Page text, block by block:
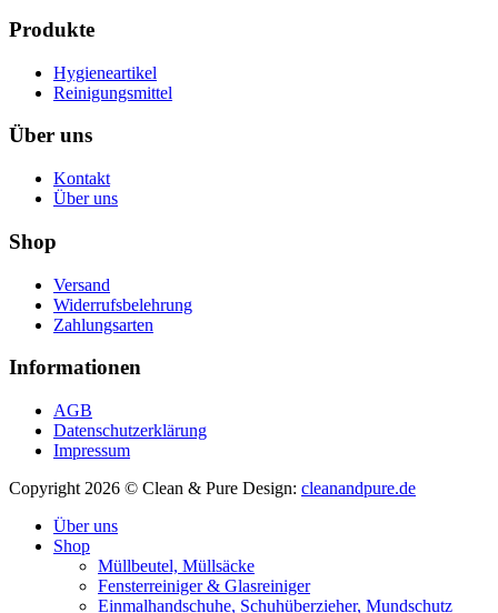
Produkte
Hygieneartikel
Reinigungsmittel
Über uns
Kontakt
Über uns
Shop
Versand
Widerrufsbelehrung
Zahlungsarten
Informationen
AGB
Datenschutzerklärung
Impressum
Copyright 2026 © Clean & Pure Design: cleanandpure.de
Über uns
Shop
Müllbeutel, Müllsäcke
Fensterreiniger & Glasreiniger
Einmalhandschuhe, Schuhüberzieher, Mundschutz